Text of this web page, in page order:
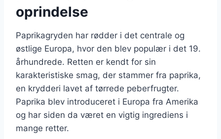
oprindelse
Paprikagryden har rødder i det centrale og
østlige Europa, hvor den blev populær i det 19.
århundrede. Retten er kendt for sin
karakteristiske smag, der stammer fra paprika,
en krydderi lavet af tørrede peberfrugter.
Paprika blev introduceret i Europa fra Amerika
og har siden da været en vigtig ingrediens i
mange retter.